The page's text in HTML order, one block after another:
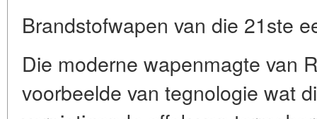
Brandstofwapen van die 21ste
Die moderne wapenmagte van
voorbeelde van tegnologie wat